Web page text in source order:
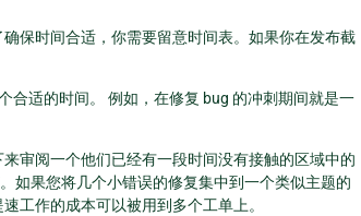
保时间合适，你需要留意时间表。如果你在发布截
适的时间。 例如，在修复 bug 的冲刺期间就是一
审阅一个他们已经有一段时间没有接触的区域中的
如果您将几个小错误的修复集中到一个类似主题的
工作的成本可以被用到多个工单上。